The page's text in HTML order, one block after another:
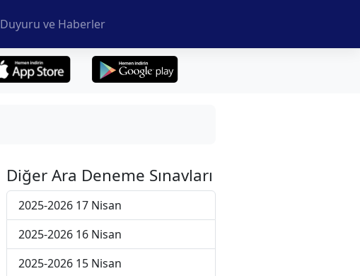
Duyuru ve Haberler
Diğer Ara Deneme Sınavları
2025-2026 17 Nisan
2025-2026 16 Nisan
2025-2026 15 Nisan